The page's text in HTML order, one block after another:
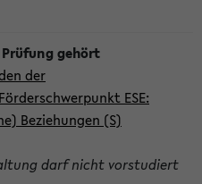
der
ESE:
Beziehungen (S)
darf nicht vorstudiert